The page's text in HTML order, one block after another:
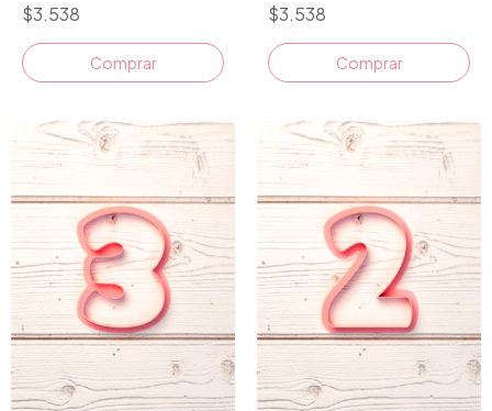
$3.538
Comprar
$3.538
Comprar